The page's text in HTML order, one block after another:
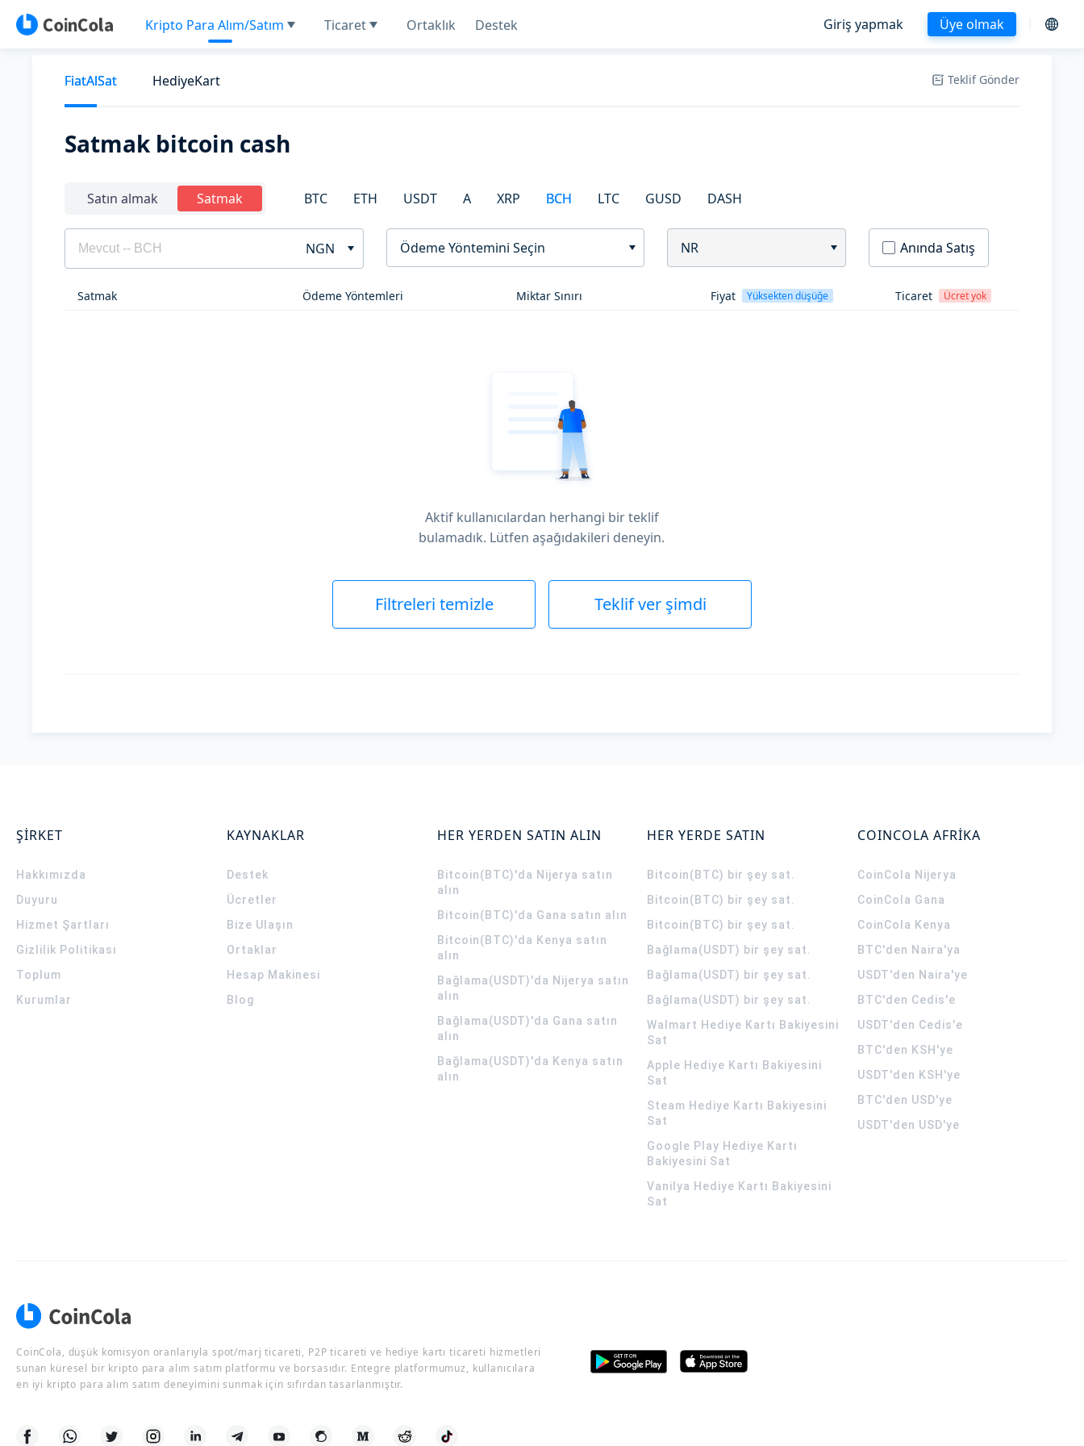
Kripto Para Alım/Satım Ticaret Ortaklık Destek Giriş yapmak Üye olmak
FiatAlSat HediyeKart Teklif Gönder
Satmak bitcoin cash
Satın almak Satmak BTC ETH USDT A XRP BCH LTC GUSD DASH
NGN Ödeme Yöntemini Seçin NR Anında Satış
Satmak Ödeme Yöntemleri Miktar Sınırı Fiyat Yüksekten düşüğe Ticaret Ücret yok
Aktif kullanıcılardan herhangi bir teklif
bulamadık. Lütfen aşağıdakileri deneyin.
Filtreleri temizle Teklif ver şimdi
ŞİRKET
Hakkımızda
Duyuru
Hizmet Şartları
Gizlilik Politikası
Toplum
Kurumlar
KAYNAKLAR
Destek
Ücretler
Bize Ulaşın
Ortaklar
Hesap Makinesi
Blog
HER YERDEN SATIN ALIN
Bitcoin(BTC)'da Nijerya satın
alın
Bitcoin(BTC)'da Gana satın alın
Bitcoin(BTC)'da Kenya satın
alın
Bağlama(USDT)'da Nijerya satın
alın
Bağlama(USDT)'da Gana satın
alın
Bağlama(USDT)'da Kenya satın
alın
HER YERDE SATIN
Bitcoin(BTC) bir şey sat.
Bitcoin(BTC) bir şey sat.
Bitcoin(BTC) bir şey sat.
Bağlama(USDT) bir şey sat.
Bağlama(USDT) bir şey sat.
Bağlama(USDT) bir şey sat.
Walmart Hediye Kartı Bakiyesini
Sat
Apple Hediye Kartı Bakiyesini
Sat
Steam Hediye Kartı Bakiyesini
Sat
Google Play Hediye Kartı
Bakiyesini Sat
Vanilya Hediye Kartı Bakiyesini
Sat
COINCOLA AFRİKA
CoinCola Nijerya
CoinCola Gana
CoinCola Kenya
BTC'den Naira'ya
USDT'den Naira'ye
BTC'den Cedis'e
USDT'den Cedis'e
BTC'den KSH'ye
USDT'den KSH'ye
BTC'den USD'ye
USDT'den USD'ye
CoinCola, düşük komisyon oranlarıyla spot/marj ticareti, P2P ticareti ve hediye kartı ticareti hizmetleri
sunan küresel bir kripto para alım satım platformu ve borsasıdır. Entegre platformumuz, kullanıcılara
en iyi kripto para alım satım deneyimini sunmak için sıfırdan tasarlanmıştır.